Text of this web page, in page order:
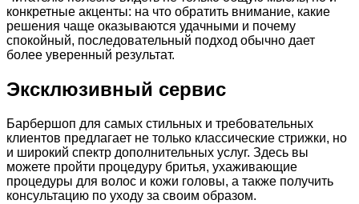
конкретные акценты: на что обратить внимание, какие
решения чаще оказываются удачными и почему
спокойный, последовательный подход обычно дает
более уверенный результат.
Эксклюзивный сервис
Барбершоп для самых стильных и требовательных
клиентов предлагает не только классические стрижки, но
и широкий спектр дополнительных услуг. Здесь вы
можете пройти процедуру бритья, ухаживающие
процедуры для волос и кожи головы, а также получить
консультацию по уходу за своим образом.